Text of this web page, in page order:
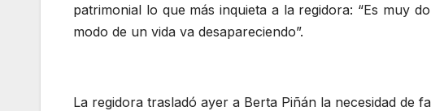
patrimonial lo que más inquieta a la regidora: “Es muy
modo de un vida va desapareciendo”.
La regidora trasladó ayer a Berta Piñán la necesidad de